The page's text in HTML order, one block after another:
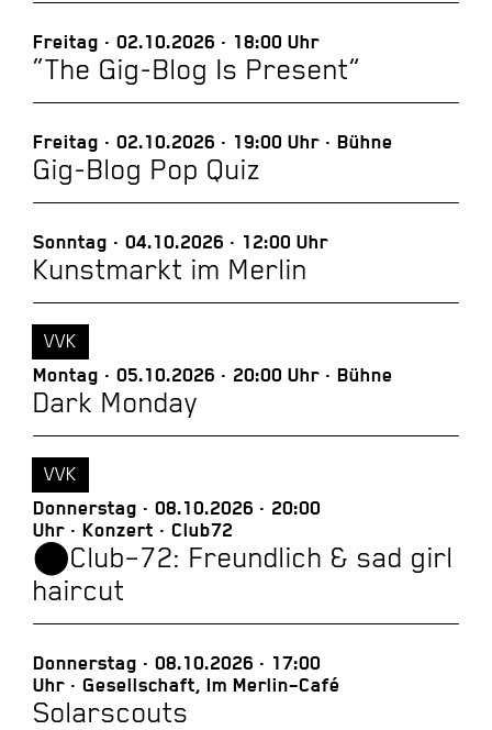
Freitag 02.10.2026 18:00 Uhr
“The Gig-Blog Is Present”
Freitag 02.10.2026 19:00 Uhr Bühne
Gig-Blog Pop Quiz
Sonntag 04.10.2026 12:00 Uhr
Kunstmarkt im Merlin
Montag 05.10.2026 20:00 Uhr Bühne
Dark Monday
VVK
Donnerstag 08.10.2026
20:00
Uhr
Konzert Club72
⬤Club–72: Freundlich & sad girl
haircut
VVK
Donnerstag 08.10.2026
17:00
Uhr
Gesellschaft, Im Merlin–Café
Solarscouts